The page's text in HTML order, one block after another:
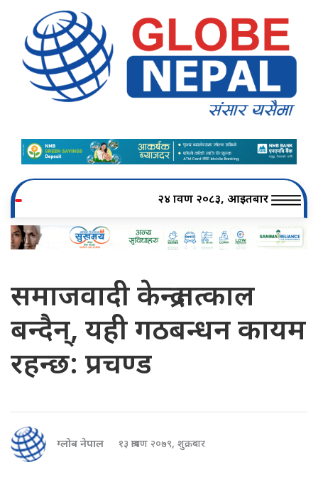
२४ श्रावण २०८३, आइतबार
समाजवादी केन्द्र तत्काल
बन्दैन्, यही गठबन्धन कायम
रहन्छ: प्रचण्ड
ग्लोब नेपाल १३ श्रावण २०७९, शुक्रबार